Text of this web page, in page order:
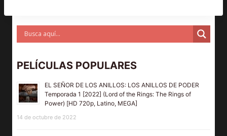
PELÍCULAS POPULARES
EL SEÑOR DE LOS ANILLOS: LOS ANILLOS DE PODER
Temporada 1 [2022] (Lord of the Rings: The Rings of
Power) [HD 720p, Latino, MEGA]
14 de octubre de 2022